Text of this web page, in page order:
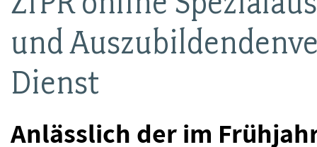
und
Dienst
Anlässlich der im